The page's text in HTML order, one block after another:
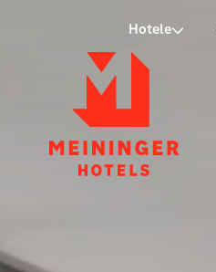
P
Hotele